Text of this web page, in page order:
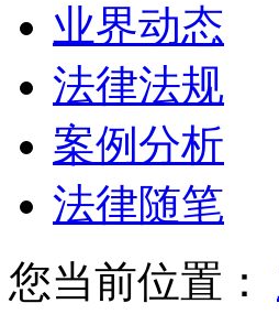
业界动态
法律法规
案例分析
法律随笔
您当前位置：